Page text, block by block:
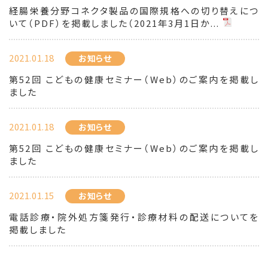
経腸栄養分野コネクタ製品の国際規格への切り替えにつ
いて（PDF）を掲載しました（2021年3月1日か...
2021.01.18 お知らせ
第52回 こどもの健康セミナー（Web）のご案内を掲載し
ました
2021.01.18 お知らせ
第52回 こどもの健康セミナー（Web）のご案内を掲載し
ました
2021.01.15 お知らせ
電話診療・院外処方箋発行・診療材料の配送についてを
掲載しました